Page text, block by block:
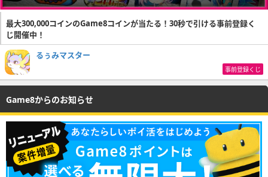
最大300,000コインのGame8コインが当たる！30秒で引ける事前登録く
じ開催中！
るぅみマスター
事前登録くじ
Game8からのお知らせ